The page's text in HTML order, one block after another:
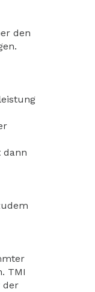
den
dann
TMI
der